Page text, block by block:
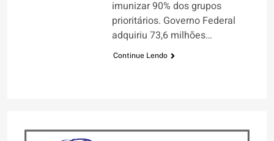
imunizar 90% dos grupos
prioritários. Governo Federal
adquiriu 73,6 milhões…
Continue Lendo